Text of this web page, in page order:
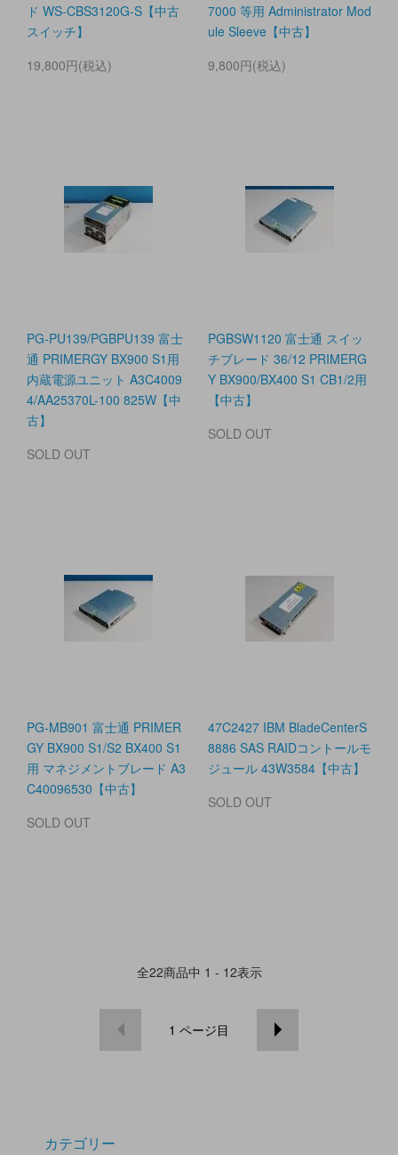
ド WS-CBS3120G-S【中古
スイッチ】
19,800円(税込)
7000 等用 Administrator Mod
ule Sleeve【中古】
9,800円(税込)
PG-PU139/PGBPU139 富士
通 PRIMERGY BX900 S1用
内蔵電源ユニット A3C4009
4/AA25370L-100 825W【中
古】
SOLD OUT
PGBSW1120 富士通 スイッ
チブレード 36/12 PRIMERG
Y BX900/BX400 S1 CB1/2用
【中古】
SOLD OUT
PG-MB901 富士通 PRIMER
GY BX900 S1/S2 BX400 S1
用 マネジメントブレード A3
C40096530【中古】
SOLD OUT
47C2427 IBM BladeCenterS
8886 SAS RAIDコントールモ
ジュール 43W3584【中古】
SOLD OUT
全22商品中 1 - 12表示
1 ページ目
カテゴリー